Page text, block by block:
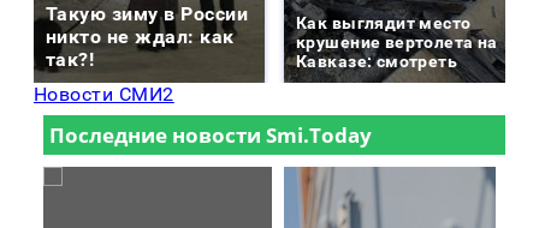
Такую зиму в России
никто не ждал: как
так?!
Как выглядит место
крушение вертолета на
Кавказе: смотреть
Новости СМИ2